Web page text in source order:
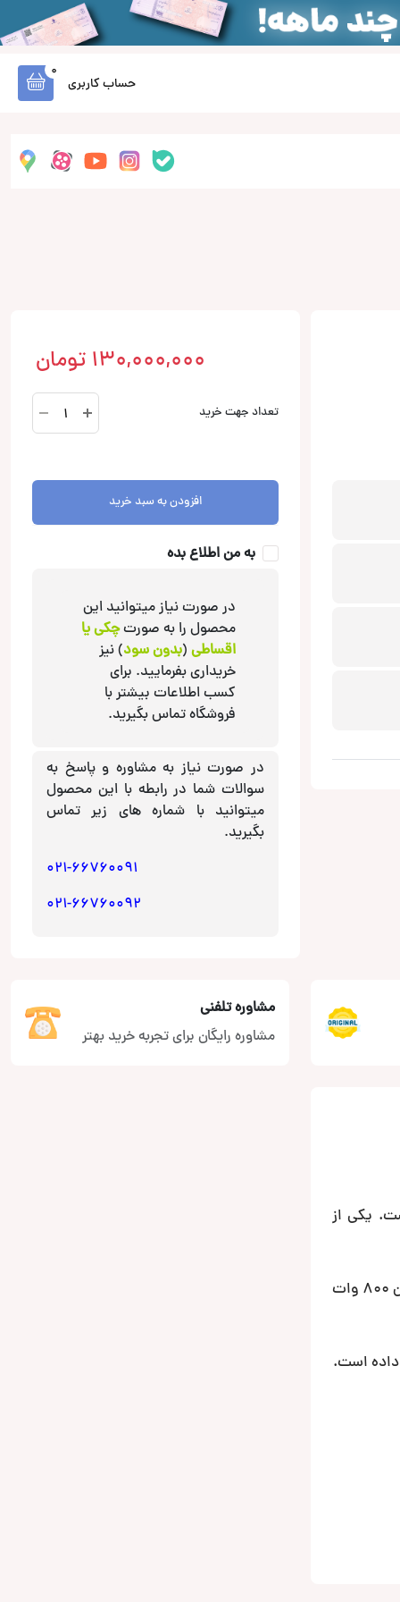
حساب کاربری
0
130,000,000 تومان
تعداد جهت خرید
X-
2000.1D
Audio
افزودن به سبد خرید
به من اطلاع بده
در صورت نیاز میتوانید این
محصول را به صورتچکی یا
اقساطی (بدون سود) نیز
خریداری بفرمایید. برای
کسب اطلاعات بیشتر با
فروشگاه تماس بگیرید.
در صورت نیاز به مشاوره و پاسخ به
سوالات شما در رابطه با این محصول
میتوانید با شماره های زیر تماس
بگیرید.
021-66760091
021-66760092
مشاوره تلفنی
مشاوره رایگان برای تجربه خرید بهتر
یکی از
این محصول ارزشمند یک آمپلی مونو کانال کلاس AB است که علی رغم سایز بزرگ خود از کیفیت بسیار بالایی برخوردار است. توان 800 وات
داده است.